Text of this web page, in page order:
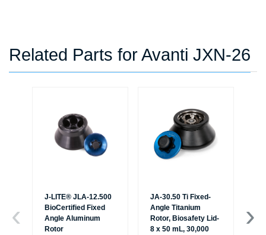
Related Parts for Avanti JXN-26
J-LITE® JLA-12.500
BioCertified Fixed
Angle Aluminum
Rotor
JA-30.50 Ti Fixed-
Angle Titanium
Rotor, Biosafety Lid-
8 x 50 mL, 30,000